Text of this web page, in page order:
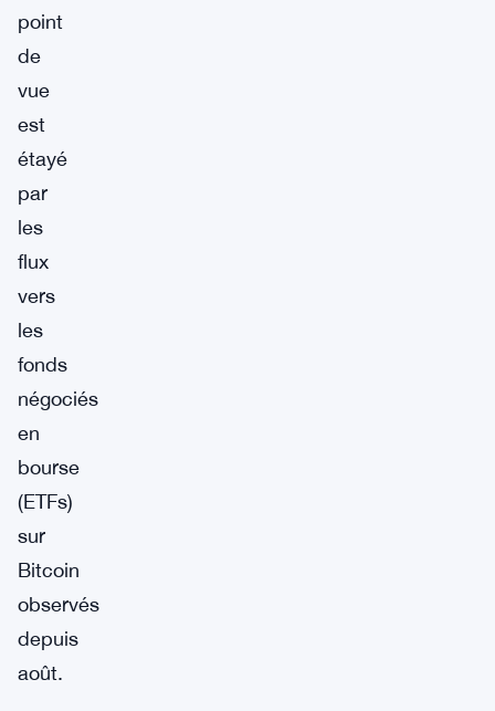
point
de
vue
est
étayé
par
les
flux
vers
les
fonds
négociés
en
bourse
(ETFs)
sur
Bitcoin
observés
depuis
août.